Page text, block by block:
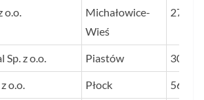
o.o.
Michałowice-
Wieś
27
Sp. z o.o. Piastów 30
o.o. Płock 56